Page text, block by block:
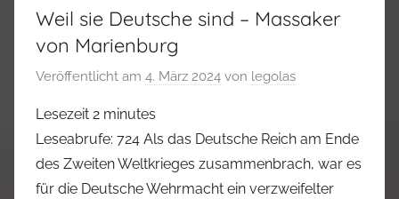
Weil sie Deutsche sind – Massaker
von Marienburg
Veröffentlicht am 4. März 2024 von legolas
Lesezeit 2 minutes
Leseabrufe: 724 Als das Deutsche Reich am Ende
des Zweiten Weltkrieges zusammenbrach, war es
für die Deutsche Wehrmacht ein verzweifelter